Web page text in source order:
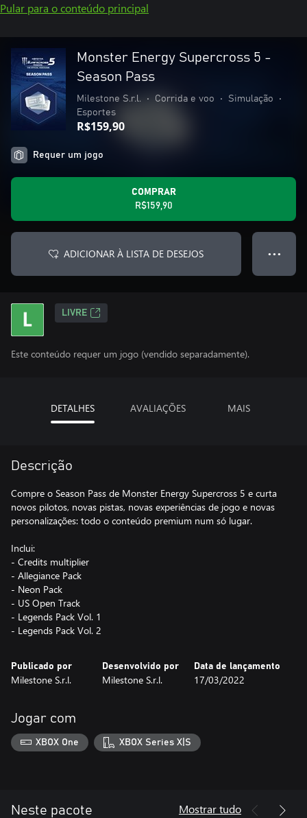
Pular para o conteúdo principal
Monster Energy Supercross 5 -
Season Pass
Milestone S.r.l. • Corrida e voo • Simulação
•
Esportes
R$159,90
Requer um jogo
COMPRAR
R$159,90
ADICIONAR À LISTA DE DESEJOS ● ● ●
LIVRE
Este conteúdo requer um jogo (vendido separadamente).
DETALHES AVALIAÇÕES MAIS
Descrição
Compre o Season Pass de Monster Energy Supercross 5 e curta
novos pilotos, novas pistas, novas experiências de jogo e novas
personalizações: todo o conteúdo premium num só lugar.
Inclui:
- Credits multiplier
- Allegiance Pack
- Neon Pack
- US Open Track
- Legends Pack Vol. 1
- Legends Pack Vol. 2
Publicado por
Milestone S.r.l.
Desenvolvido por
Milestone S.r.l.
Data de lançamento
17/03/2022
Jogar com
XBOX One XBOX Series X|S
Neste pacote Mostrar tudo